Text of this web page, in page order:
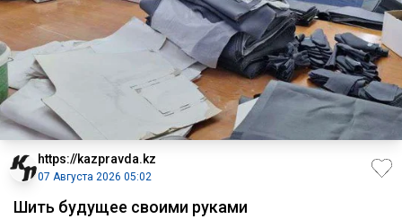
https://kazpravda.kz
07 Августа 2026 05:02
Шить будущее своими руками